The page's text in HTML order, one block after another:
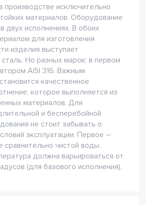
производстве исключительно
материалов. Оборудование
двух исполнениях. В обоих
для изготовления
изделия выступает
Но разных марок: в первом
AISI 316. Важным
качественное
которое выполняется из
материалов. Для
и бесперебойной
не стоит забывать о
эксплуатации. Первое –
сравнительно чистой воды.
должна варьироваться от
(для базового исполнения).